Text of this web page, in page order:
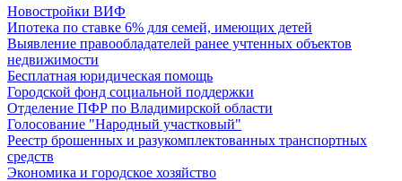
Новостройки ВИФ
Ипотека по ставке 6% для семей, имеющих детей
Выявление правообладателей ранее учтенных объектов
недвижимости
Бесплатная юридическая помощь
Городской фонд социальной поддержки
Отделение ПФР по Владимирской области
Голосование "Народный участковый"
Реестр брошенных и разукомплектованных транспортных
средств
Экономика и городское хозяйство